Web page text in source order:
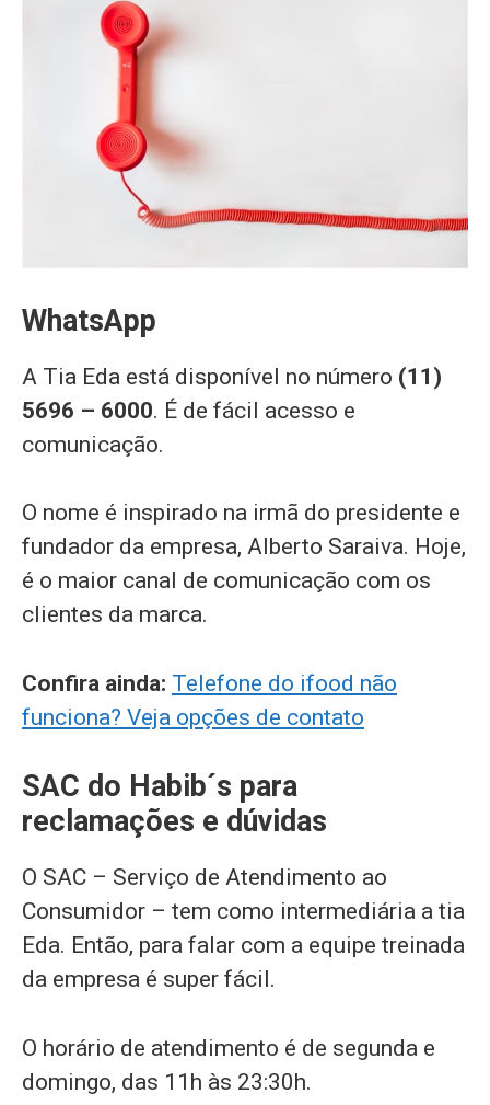
WhatsApp
A Tia Eda está disponível no número (11)
5696 – 6000. É de fácil acesso e
comunicação.
O nome é inspirado na irmã do presidente e
fundador da empresa, Alberto Saraiva. Hoje,
é o maior canal de comunicação com os
clientes da marca.
Confira ainda: Telefone do ifood não
funciona? Veja opções de contato
SAC do Habib´s para
reclamações e dúvidas
O SAC – Serviço de Atendimento ao
Consumidor – tem como intermediária a tia
Eda. Então, para falar com a equipe treinada
da empresa é super fácil.
O horário de atendimento é de segunda e
domingo, das 11h às 23:30h.